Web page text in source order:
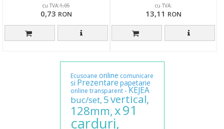
cu TVA:1,05
0,73 RON
cu TVA:
13,11 RON
Ecusoane online comunicare
si Prezentare papetarie
online transparent -KEJEA
buc/set, 5vertical,
128mm,x91
carduri,